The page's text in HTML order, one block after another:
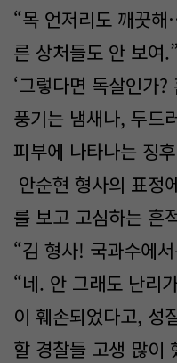
“목 언저리도 깨끗
른 상처들도 안 보여.”
‘그렇다면 독살인가
풍기는 냄새나, 두드
피부에 나타나는 징
안순현 형사의 표정
를 보고 고심하는 흔
“김 형사! 국과수에
“네. 안 그래도 난리
이 훼손되었다고, 성
할 경찰들 고생 많이